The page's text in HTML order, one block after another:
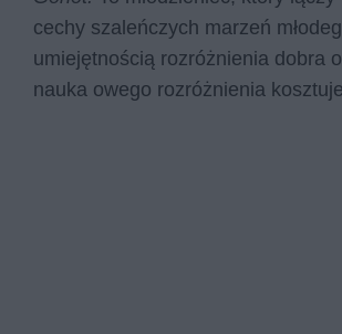
cechy szaleńczych marzeń
umiejętnością rozróżnienia dobra
nauka owego rozróżnienia